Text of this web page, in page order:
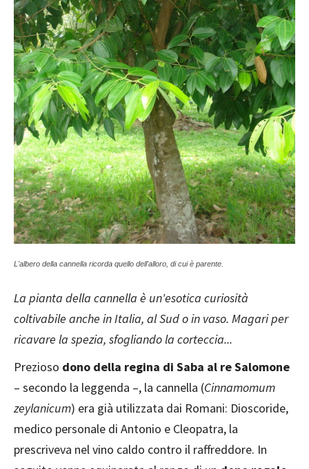
L'albero della cannella ricorda quello dell'alloro, di cui è parente.
La pianta della cannella è un'esotica curiosità
coltivabile anche in Italia, al Sud o in vaso. Magari per
ricavare la spezia, sfogliando la corteccia...
Prezioso dono della regina di Saba al re Salomone
– secondo la leggenda –, la cannella (Cinnamomum
zeylanicum) era già utilizzata dai Romani: Dioscoride,
medico personale di Antonio e Cleopatra, la
prescriveva nel vino caldo contro il raffreddore. In